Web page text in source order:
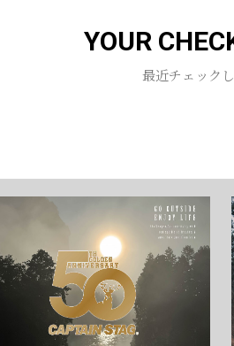
お買い物を続ける
YOUR
最近チェック